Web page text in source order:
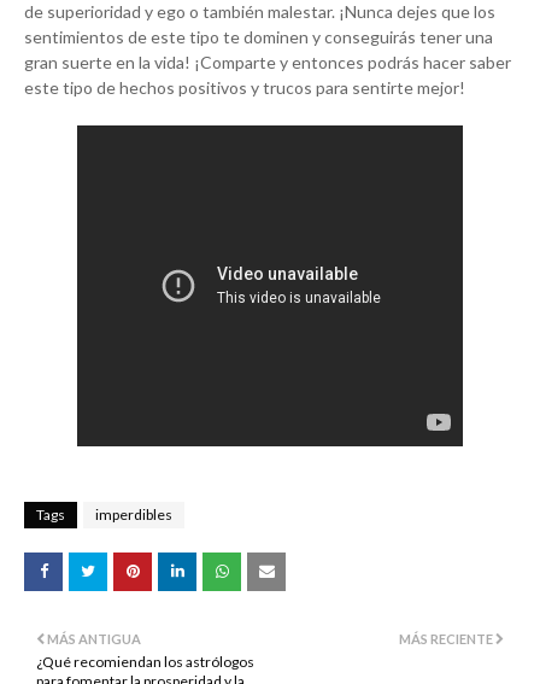
de superioridad y ego o también malestar. ¡Nunca dejes que los
sentimientos de este tipo te dominen y conseguirás tener una
gran suerte en la vida! ¡Comparte y entonces podrás hacer saber
este tipo de hechos positivos y trucos para sentirte mejor!
Tags imperdibles
MÁS RECIENTE
MÁS ANTIGUA
¿Qué recomiendan los astrólogos